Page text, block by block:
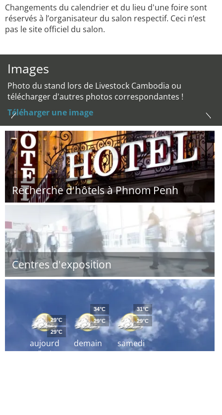
Changements du calendrier et du lieu d'une foire sont
réservés à l’organisateur du salon respectif. Ceci n’est
pas le site officiel du salon.
Images
Photo du stand lors de Livestock Cambodia ou
télécharger d'autres photos correspondantes !
Téléharger une image
Recherche d'hôtels à Phnom Penh
Centres d'exposition
aujourd
´hui
29°C
29°C
demain
34°C
29°C
samedi
31°C
29°C